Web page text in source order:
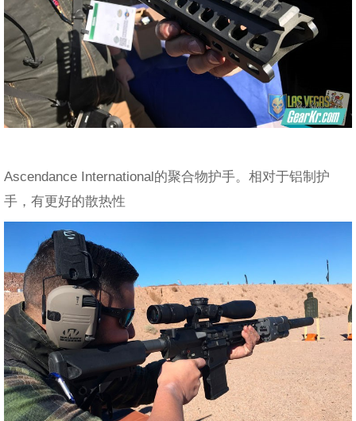
Ascendance International的聚合物护手。相对于铝制护
手，有更好的散热性